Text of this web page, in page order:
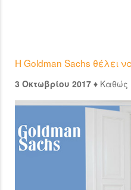
H Goldman Sachs θέλει
3 Οκτωβρίου 2017 ♦ Καθώς